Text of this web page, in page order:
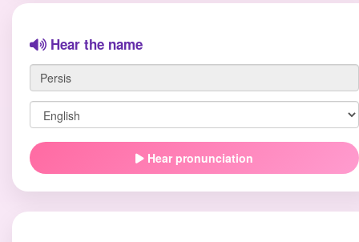
Hear the name
Hear pronunciation